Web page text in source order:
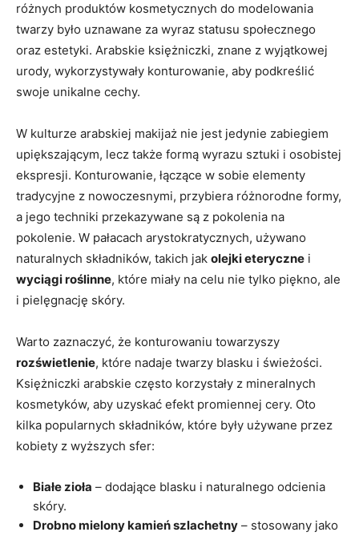
różnych ‌produktów kosmetycznych do modelowania
twarzy było uznawane za wyraz statusu społecznego
oraz‌ estetyki. Arabskie księżniczki, znane z wyjątkowej
urody, wykorzystywały konturowanie,​ aby podkreślić
swoje unikalne cechy.
W ​kulturze arabskiej makijaż⁤ nie jest jedynie zabiegiem
‌upiększającym, lecz także formą wyrazu sztuki i⁤ osobistej
ekspresji. Konturowanie, łączące w ⁤sobie elementy
tradycyjne⁤ z nowoczesnymi, przybiera różnorodne formy,⁤
a jego techniki przekazywane są z pokolenia ⁣na
pokolenie. W pałacach arystokratycznych, używano
naturalnych składników, ⁣takich jak olejki eteryczne i
wyciągi roślinne, które miały na celu nie tylko‍ piękno, ale
i pielęgnację skóry.
Warto zaznaczyć, że konturowaniu towarzyszy
rozświetlenie, które nadaje twarzy blasku‌ i świeżości.
Księżniczki arabskie często korzystały z​ mineralnych
kosmetyków, aby uzyskać efekt promiennej cery. Oto
kilka popularnych ‍składników, które były używane przez
kobiety ⁢z wyższych sfer:
Białe zioła –‌ dodające blasku i naturalnego odcienia
skóry.
Drobno ​mielony kamień szlachetny – stosowany jako